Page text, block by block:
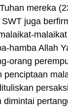
mereka
juga
hamba Allah
orang
penciptaan
dimintai